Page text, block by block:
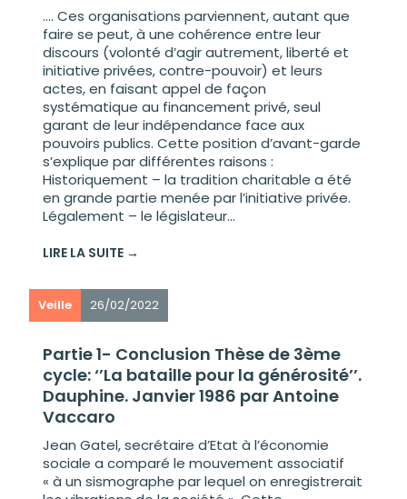
…. Ces organisations parviennent, autant que
faire se peut, à une cohérence entre leur
discours (volonté d’agir autrement, liberté et
initiative privées, contre-pouvoir) et leurs
actes, en faisant appel de façon
systématique au financement privé, seul
garant de leur indépendance face aux
pouvoirs publics. Cette position d’avant-garde
s’explique par différentes raisons :
Historiquement – la tradition charitable a été
en grande partie menée par l’initiative privée.
Légalement – le législateur...
LIRE LA SUITE →
Veille 26/02/2022
Partie 1- Conclusion Thèse de 3ème
cycle: ‘’La bataille pour la générosité’’.
Dauphine. Janvier 1986 par Antoine
Vaccaro
Jean Gatel, secrétaire d’Etat à l’économie
sociale a comparé le mouvement associatif
« à un sismographe par lequel on enregistrerait